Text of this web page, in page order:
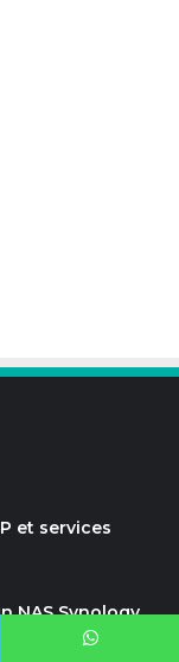
et services
NAS Synology